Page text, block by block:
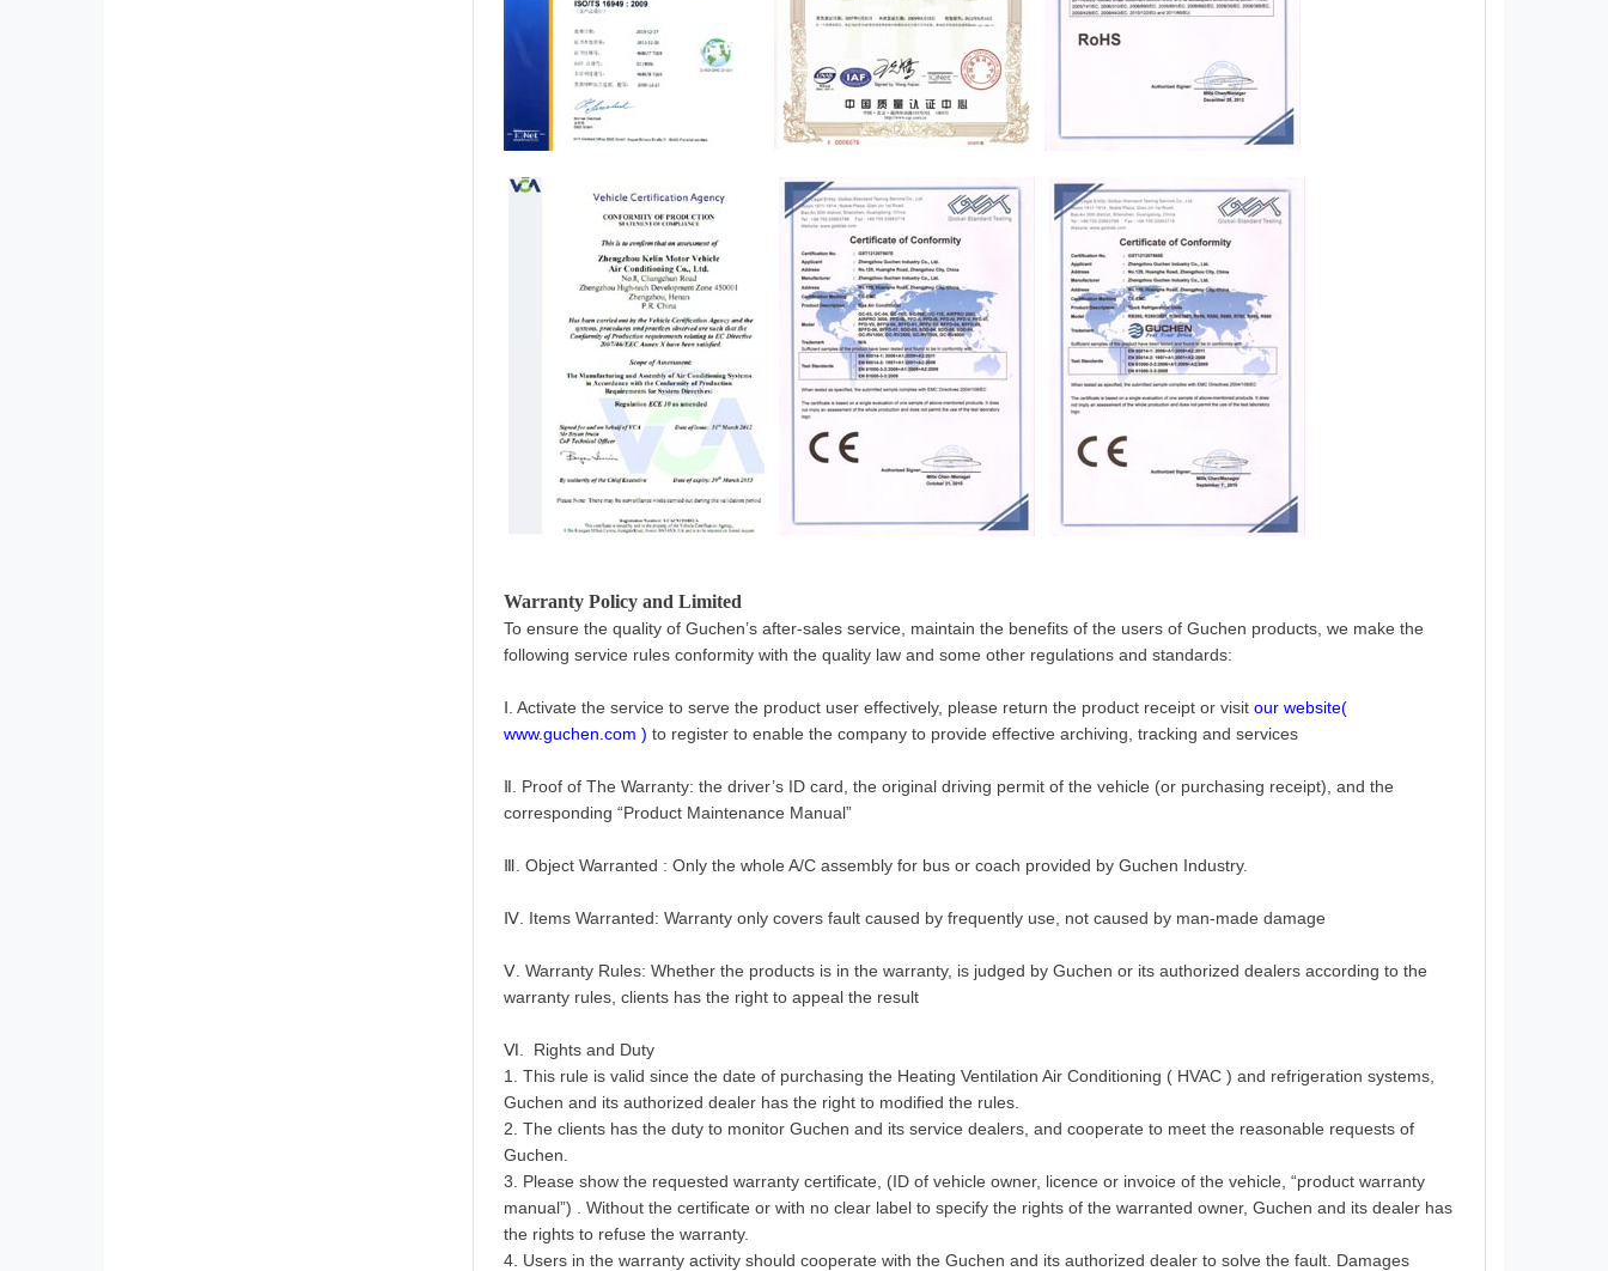
Warranty Policy and Limited
To ensure the quality of Guchen’s after-sales service, maintain the benefits of the users of Guchen products, we make the
following service rules conformity with the quality law and some other regulations and standards:
Ⅰ. Activate the service to serve the product user effectively, please return the product receipt or visit our website(
www.guchen.com ) to register to enable the company to provide effective archiving, tracking and services
Ⅱ. Proof of The Warranty: the driver’s ID card, the original driving permit of the vehicle (or purchasing receipt), and the
corresponding “Product Maintenance Manual”
Ⅲ. Object Warranted : Only the whole A/C assembly for bus or coach provided by Guchen Industry.
Ⅳ. Items Warranted: Warranty only covers fault caused by frequently use, not caused by man-made damage
Ⅴ. Warranty Rules: Whether the products is in the warranty, is judged by Guchen or its authorized dealers according to the
warranty rules, clients has the right to appeal the result
Ⅵ. Rights and Duty
1. This rule is valid since the date of purchasing the Heating Ventilation Air Conditioning ( HVAC ) and refrigeration systems,
Guchen and its authorized dealer has the right to modified the rules.
2. The clients has the duty to monitor Guchen and its service dealers, and cooperate to meet the reasonable requests of
Guchen.
3. Please show the requested warranty certificate, (ID of vehicle owner, licence or invoice of the vehicle, “product warranty
manual”) . Without the certificate or with no clear label to specify the rights of the warranted owner, Guchen and its dealer has
the rights to refuse the warranty.
4. Users in the warranty activity should cooperate with the Guchen and its authorized dealer to solve the fault. Damages